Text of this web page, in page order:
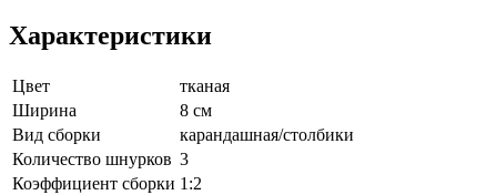
Характеристики
Цвет
тканая
Ширина
8 см
Вид сборки
карандашная/столбики
Количество шнурков 3
Коэффициент сборки 1:2